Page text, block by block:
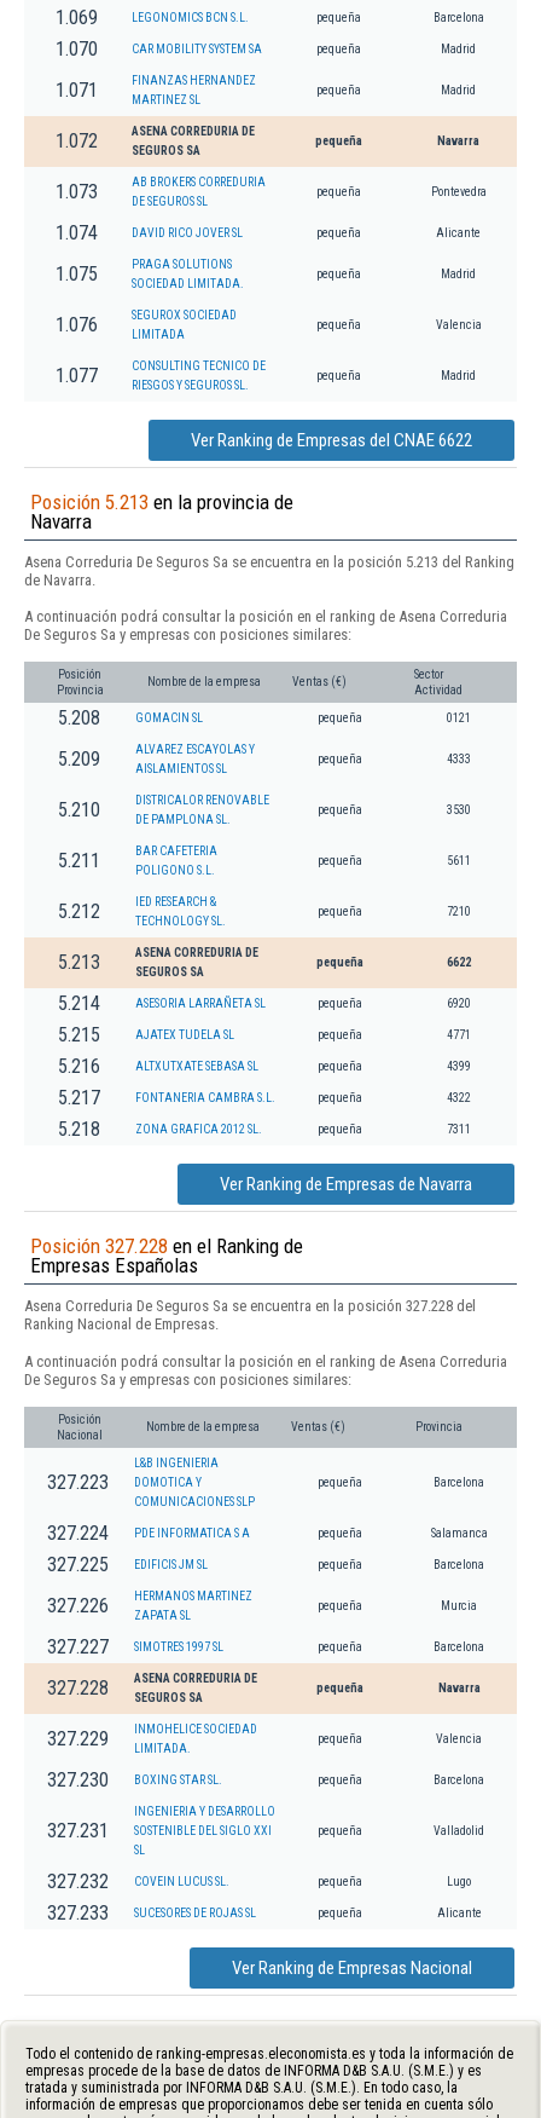
1.069 LEGONOMICS BCN S.L. pequeña Barcelona
1.070 CAR MOBILITY SYSTEM SA pequeña Madrid
1.071
FINANZAS HERNANDEZ
MARTINEZ SL
pequeña Madrid
1.072
ASENA CORREDURIA DE
SEGUROS SA
pequeña Navarra
1.073
AB BROKERS CORREDURIA
DE SEGUROS SL
pequeña Pontevedra
1.074 DAVID RICO JOVER SL pequeña Alicante
1.075
PRAGA SOLUTIONS
SOCIEDAD LIMITADA.
pequeña Madrid
1.076
SEGUROX SOCIEDAD
LIMITADA
pequeña Valencia
1.077
CONSULTING TECNICO DE
RIESGOS Y SEGUROS SL.
pequeña Madrid
Ver Ranking de Empresas del CNAE 6622
Posición 5.213 en la provincia de
Navarra
Asena Correduria De Seguros Sa se encuentra en la posición 5.213 del Ranking
de Navarra.
A continuación podrá consultar la posición en el ranking de Asena Correduria
De Seguros Sa y empresas con posiciones similares:
Posición
Provincia
Nombre de la empresa Ventas (€)
Sector
Actividad
5.208 GOMACIN SL pequeña 0121
5.209
ALVAREZ ESCAYOLAS Y
AISLAMIENTOS SL
pequeña 4333
5.210
DISTRICALOR RENOVABLE
DE PAMPLONA SL.
pequeña 3530
5.211
BAR CAFETERIA
POLIGONO S.L.
pequeña 5611
5.212
IED RESEARCH &
TECHNOLOGY SL.
pequeña 7210
5.213
ASENA CORREDURIA DE
SEGUROS SA
pequeña 6622
5.214 ASESORIA LARRAÑETA SL pequeña 6920
5.215 AJATEX TUDELA SL pequeña 4771
5.216 ALTXUTXATE SEBASA SL pequeña 4399
5.217 FONTANERIA CAMBRA S.L. pequeña 4322
5.218 ZONA GRAFICA 2012 SL. pequeña 7311
Ver Ranking de Empresas de Navarra
Posición 327.228 en el Ranking de
Empresas Españolas
Asena Correduria De Seguros Sa se encuentra en la posición 327.228 del
Ranking Nacional de Empresas.
A continuación podrá consultar la posición en el ranking de Asena Correduria
De Seguros Sa y empresas con posiciones similares:
Posición
Nacional
Nombre de la empresa Ventas (€) Provincia
327.223
L&B INGENIERIA
DOMOTICA Y
COMUNICACIONES SLP
pequeña Barcelona
327.224 PDE INFORMATICA S A pequeña Salamanca
327.225 EDIFICIS JM SL pequeña Barcelona
327.226
HERMANOS MARTINEZ
ZAPATA SL
pequeña Murcia
327.227 SIMOTRES 1997 SL pequeña Barcelona
327.228
ASENA CORREDURIA DE
SEGUROS SA
pequeña Navarra
327.229
INMOHELICE SOCIEDAD
LIMITADA.
pequeña Valencia
327.230 BOXING STAR SL. pequeña Barcelona
327.231
INGENIERIA Y DESARROLLO
SOSTENIBLE DEL SIGLO XXI
SL
pequeña Valladolid
327.232 COVEIN LUCUS SL. pequeña Lugo
327.233 SUCESORES DE ROJAS SL pequeña Alicante
Ver Ranking de Empresas Nacional
Todo el contenido de ranking-empresas.eleconomista.es y toda la información de
empresas procede de la base de datos de INFORMA D&B S.A.U. (S.M.E.) y es
tratada y suministrada por INFORMA D&B S.A.U. (S.M.E.). En todo caso, la
información de empresas que proporcionamos debe ser tenida en cuenta sólo